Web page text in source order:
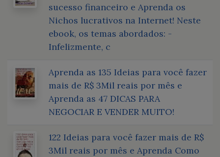
sucesso financeiro e Aprenda os
Nichos lucrativos na Internet! Neste
ebook, os temas abordados: -
Infelizmente, c
Aprenda as 135 Ideias para você fazer
mais de R$ 3Mil reais por mês e
Aprenda as 47 DICAS PARA
NEGOCIAR E VENDER MUITO!
122 Ideias para você fazer mais de R$
3Mil reais por mês e Aprenda Como